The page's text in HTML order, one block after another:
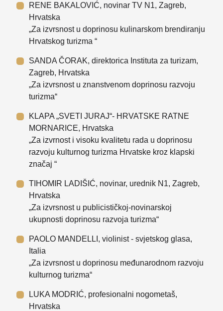
RENE BAKALOVIĆ, novinar TV N1, Zagreb,
Hrvatska
„Za izvrsnost u doprinosu kulinarskom brendiranju
Hrvatskog turizma “
SANDA ČORAK, direktorica Instituta za turizam,
Zagreb, Hrvatska
„Za izvrsnost u znanstvenom doprinosu razvoju
turizma“
KLAPA „SVETI JURAJ“- HRVATSKE RATNE
MORNARICE, Hrvatska
„Za izvrnost i visoku kvalitetu rada u doprinosu
razvoju kulturnog turizma Hrvatske kroz klapski
značaj “
TIHOMIR LADIŠIĆ, novinar, urednik N1, Zagreb,
Hrvatska
„Za izvrsnost u publicističkoj-novinarskoj
ukupnosti doprinosu razvoja turizma“
PAOLO MANDELLI, violinist - svjetskog glasa,
Italia
„Za izvrsnost u doprinosu međunarodnom razvoju
kulturnog turizma“
LUKA MODRIĆ, profesionalni nogometaš,
Hrvatska